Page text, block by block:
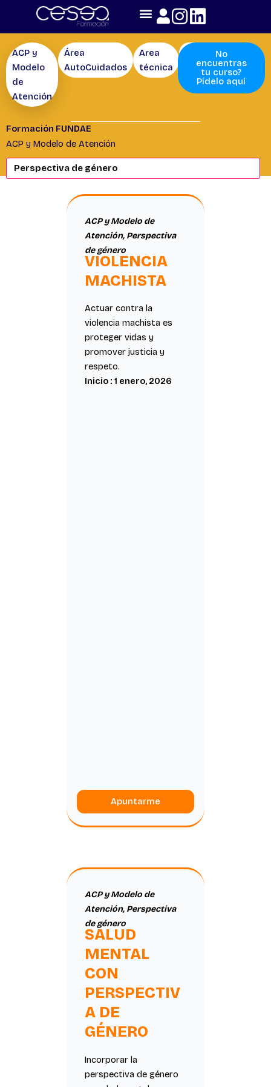
content
ACP y
Modelo
de
Atención
Área
AutoCuidados
Area
técnica
Competencias
No
encuentras
tu curso?
Pídelo aquí
Formación FUNDAE
ACP y Modelo de Atención
ACP y Modelo de
Atención, Perspectiva
de género
VIOLENCIA
MACHISTA
Actuar contra la
violencia machista es
proteger vidas y
promover justicia y
respeto.
Inicio : 1 enero, 2026
Apuntarme
ACP y Modelo de
Atención, Perspectiva
de género
SALUD
MENTAL
CON
PERSPECTIV
A DE
GÉNERO
Incorporar la
perspectiva de género